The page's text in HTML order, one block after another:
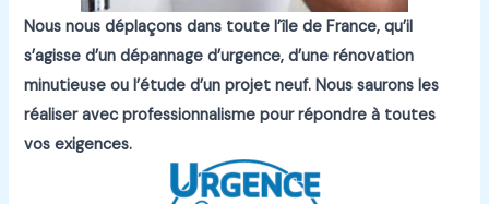
Nous nous déplaçons dans toute l’île de France, qu’il
s’agisse d’un dépannage d’urgence, d’une rénovation
minutieuse ou l’étude d’un projet neuf.Nous saurons les
réaliser avec professionnalisme pour répondre à toutes
vos exigences.